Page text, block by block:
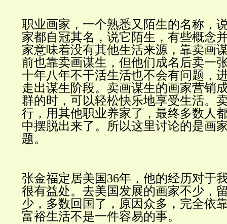
职业画家，一个熟悉又陌生的名称，
家都自冠其名，说它陌生，有些概念
家意味着没有其他生活来源，靠卖画
前也靠卖画谋生，但他们成名后卖一
十年八年不干活生活也不会有问题，
走出谋生阶段。 卖画谋生的画家营销
群的时，可以轻松快乐地享受生活。
行，用其他职业养家了，最终多数人
中摆脱出来了。所以这里讨论的是画
题。
张金福定居美国36年，他的经历对于
很有益处。去美国发展的画家不少，
少，多数回国了，原因众多，完全依
富裕生活不是一件容易的事。